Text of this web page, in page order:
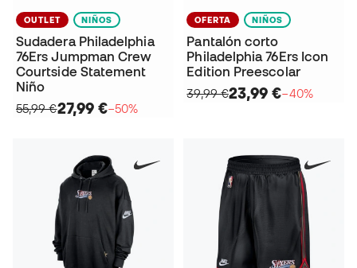
OUTLET NIÑOS
Sudadera Philadelphia
76Ers Jumpman Crew
Courtside Statement
Niño
55,99 €27,99 €−50%
OFERTA NIÑOS
Pantalón corto
Philadelphia 76Ers Icon
Edition Preescolar
39,99 €23,99 €−40%